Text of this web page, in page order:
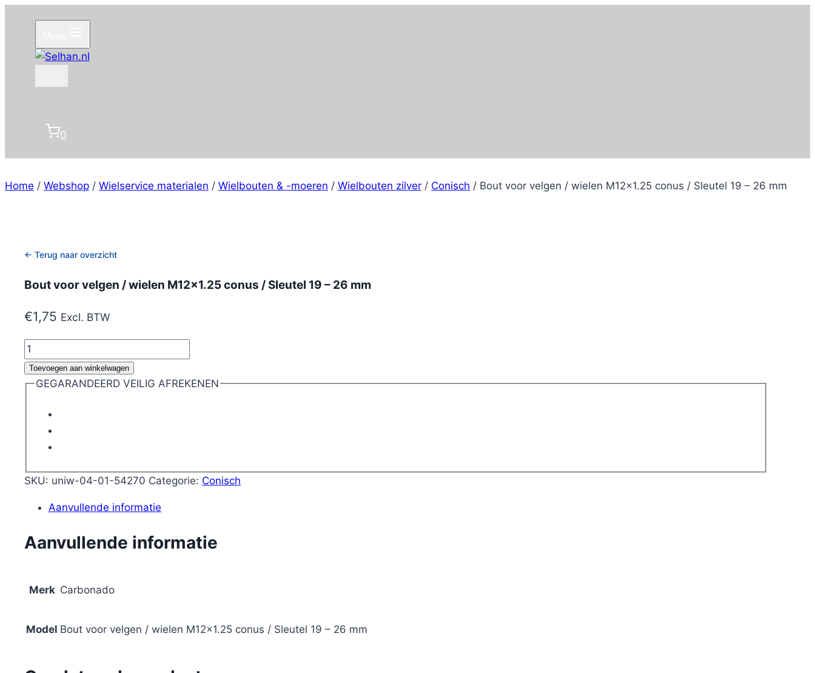
inhoud
0
Home / Webshop / Wielservice materialen / Wielbouten & -moeren / Wielbouten zilver / Conisch / Bout voor velgen / wielen M12x1.25 conus / Sleutel 19 – 26 mm
← Terug naar overzicht
Bout voor velgen / wielen M12x1.25 conus / Sleutel 19 – 26 mm
€1,75 Excl. BTW
Bout
voor
velgen
wielen
M12x1.25
conus
Sleutel
mm
Toevoegen aan winkelwagen
GEGARANDEERD VEILIG AFREKENEN
SKU: uniw-04-01-54270 Categorie: Conisch
Aanvullende informatie
Aanvullende informatie
Merk Carbonado
Model Bout voor velgen / wielen M12x1.25 conus / Sleutel 19 – 26 mm